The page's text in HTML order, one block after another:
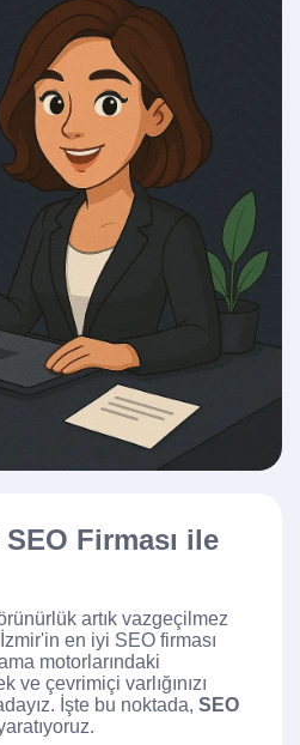
Firması ile
artık vazgeçilmez
en iyi SEO firması
motorlarındaki
ve çevrimiçi varlığınızı
İşte bu noktada, SEO